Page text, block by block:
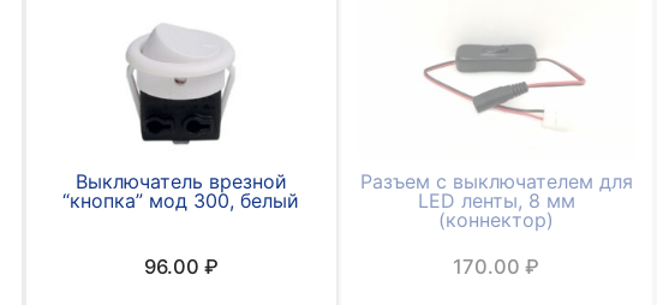
Выключатель врезной
“кнопка” мод 300, белый
96.00 ₽
Разъем с выключателем для
LED ленты, 8 мм
(коннектор)
170.00₽